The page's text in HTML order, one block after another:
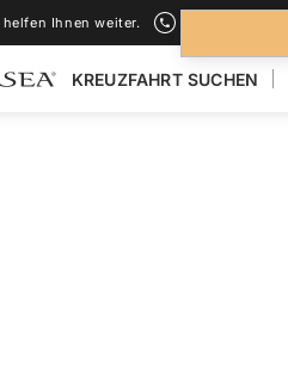
helfen Ihnen weiter.
KREUZFAHRT SUCHEN